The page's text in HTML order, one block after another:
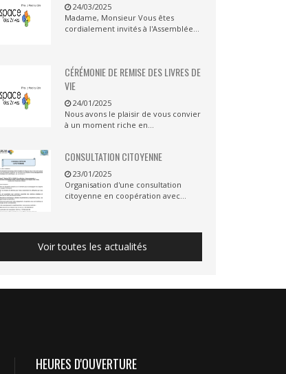
24/03/2025
Madame, Monsieur Vous êtes
cordialement invités à l'Assemblée...
CÉRÉMONIE DE REMISE DES LIVRES DE
VIE
24/01/2025
Nous avons le plaisir de vous convier
à un moment riche en...
CONSULTATION CITOYENNE
23/01/2025
Organisation d'une consultation
citoyenne en coopération avec...
Voir toutes les actualités
HEURES D'OUVERTURE